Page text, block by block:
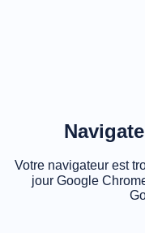
Votre navigateur est
jour Google